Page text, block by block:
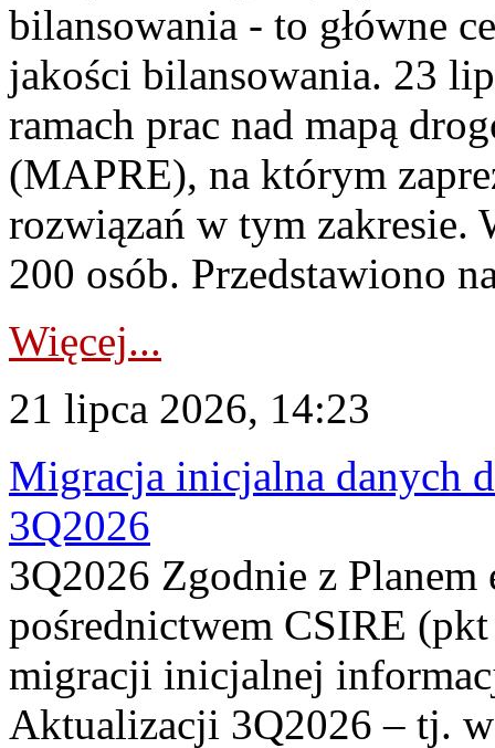
bilansowania - to główne
jakości bilansowania. 23
ramach prac nad mapą
(MAPRE), na którym
rozwiązań w tym zakresie.
200 osób. Przedstawiono
Więcej...
21 lipca 2026, 14:23
Migracja inicjalna danych
3Q2026
3Q2026 Zgodnie z
pośrednictwem CSIRE
migracji inicjalnej
Aktualizacji 3Q2026 – tj.